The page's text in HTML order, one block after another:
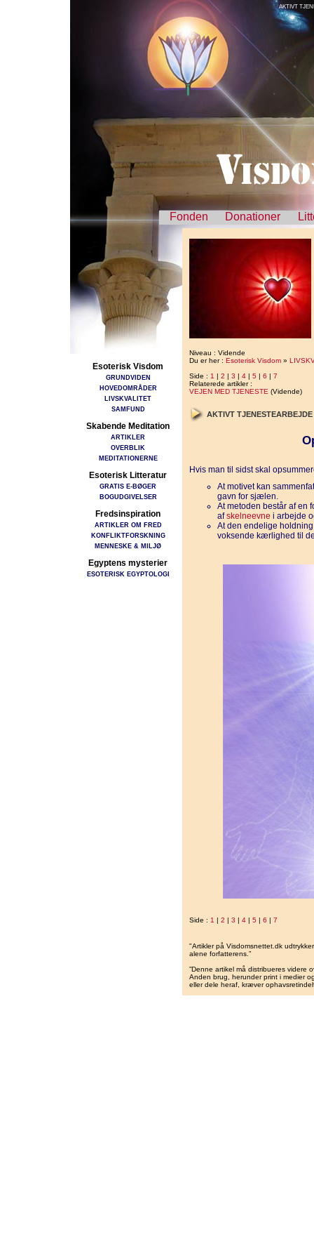
AKTIVT
Fonden Donationer
Esoterisk Visdom
GRUNDVIDEN
HOVEDOMRÅDER
LIVSKVALITET
SAMFUND
Skabende Meditation
ARTIKLER
OVERBLIK
MEDITATIONERNE
Esoterisk Litteratur
GRATIS E-BØGER
BOGUDGIVELSER
Fredsinspiration
ARTIKLER OM FRED
KONFLIKTFORSKNING
MENNESKE & MILJØ
Egyptens mysterier
ESOTERISK EGYPTOLOGI
Niveau : Vidende
Du er her : Esoterisk Visdom »
Side : 1 | 2 | 3 | 4 | 5 | 6 | 7
Relaterede artikler :
VEJEN MED TJENESTE (Vidende)
AKTIVT TJENESTEARBEJDE
Hvis man til sidst skal
At motivet kan
gavn for sjælen.
At metoden består af en
afskelneevne i arbejde
At den endelige
voksende kærlighed til
Side : 1 | 2 | 3 | 4 | 5 | 6 | 7
"Artikler på Visdomsnettet.dk
alene forfatterens.”
”Denne artikel må distribueres videre
Anden brug, herunder print i medier
eller dele heraf, kræver